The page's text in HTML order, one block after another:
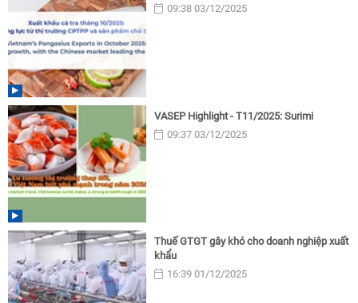
09:38 03/12/2025
VASEP Highlight - T11/2025: Surimi
09:37 03/12/2025
Thuế GTGT gây khó cho doanh nghiệp xuất
khẩu
16:39 01/12/2025